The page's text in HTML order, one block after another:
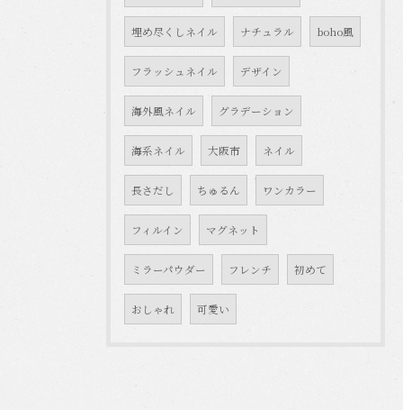
埋め尽くしネイル ナチュラル boho風
フラッシュネイル デザイン
海外風ネイル グラデーション
海系ネイル 大阪市 ネイル
長さだし ちゅるん ワンカラー
フィルイン マグネット
ミラーパウダー フレンチ 初めて
おしゃれ 可愛い